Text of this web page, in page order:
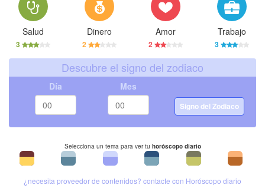
Salud
3
Dinero
2
Amor
2
Trabajo
3
Descubre el signo del zodiaco
Día Mes
Signo del Zodiaco
Selecciona un tema para ver tu horóscopo diario
¿necesita proveedor de contenidos? contacte con Horóscopo diario